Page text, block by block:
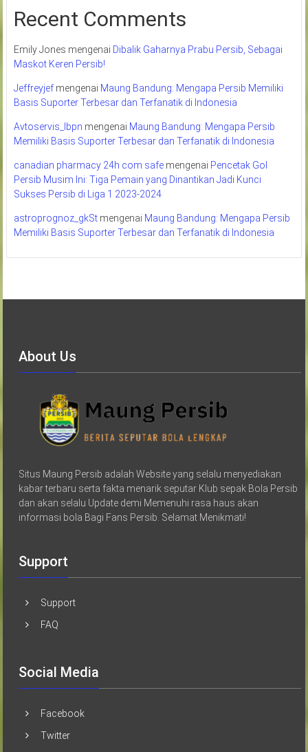
Recent Comments
Emily Jones mengenai Dibalik Gaharnya Prabu Persib, Sebagai
Maskot Keren Persib!
Jeffreyjefmengenai Maung Bandung: Mengapa Persib Memiliki
Basis Suporter Terbesar dan Terfanatik di Indonesia
Avtoservis_lbpn mengenai Maung Bandung: Mengapa Persib
Memiliki Basis Suporter Terbesar dan Terfanatik di Indonesia
canadian pharmacy 24h com safemengenai Pencetak Gol
Persib Musim Ini: Tiga Pemain yang Dinantikan Jadi Kunci
Sukses Persib di Liga 1 2023-2024
astroprognoz_gkStmengenai Maung Bandung: Mengapa Persib
Memiliki Basis Suporter Terbesar dan Terfanatik di Indonesia
About Us
Situs Maung Persib adalah Website yang selalu menyediakan
kabar terbaru serta fakta menarik seputar Klub sepak Bola Persib
dan akan selalu Update demi Memenuhi rasa haus akan
informasi bola Bagi Fans Persib. Selamat Menikmati!
Support
Support
FAQ
Social Media
Facebook
Twitter